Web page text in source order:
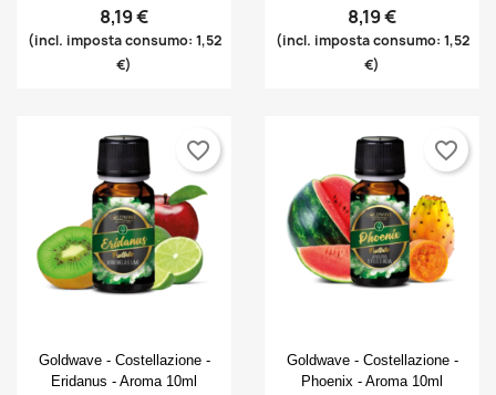
8,19 €
(incl. imposta consumo: 1,52
€)
8,19 €
(incl. imposta consumo: 1,52
€)
Anteprima
Goldwave - Costellazione -
Eridanus - Aroma 10ml
favorite_border
Anteprima
Goldwave - Costellazione -
Phoenix - Aroma 10ml
favorite_border